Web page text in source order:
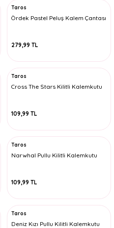
Taros
Ördek Pastel Peluş Kalem Çantası
279,99 TL
Taros
Cross The Stars Kilitli Kalemkutu
109,99 TL
Taros
Narwhal Pullu Kilitli Kalemkutu
109,99 TL
Taros
Deniz Kızı Pullu Kilitli Kalemkutu